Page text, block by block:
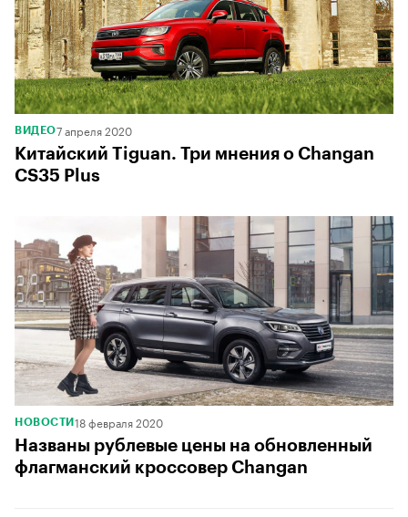
ВИДЕО7 апреля 2020
Китайский Tiguan. Три мнения о Changan
CS35 Plus
НОВОСТИ 18 февраля 2020
Названы рублевые цены на обновленный
флагманский кроссовер Changan